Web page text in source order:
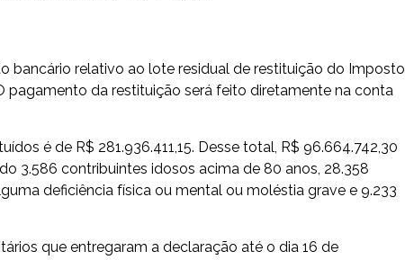
bancário relativo ao lote residual de restituição do Imposto
pagamento da restituição será feito diretamente na conta
é de R$ 281.936.411,15. Desse total, R$ 96.664.742,30
3.586 contribuintes idosos acima de 80 anos, 28.358
deficiência física ou mental ou moléstia grave e 9.233
que entregaram a declaração até o dia 16 de